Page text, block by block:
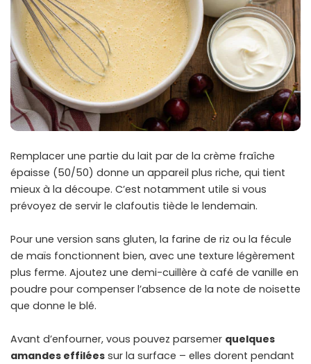
Remplacer une partie du lait par de la crème fraîche
épaisse (50/50) donne un appareil plus riche, qui tient
mieux à la découpe. C’est notamment utile si vous
prévoyez de servir le clafoutis tiède le lendemain.
Pour une version sans gluten, la farine de riz ou la fécule
de maïs fonctionnent bien, avec une texture légèrement
plus ferme. Ajoutez une demi-cuillère à café de vanille en
poudre pour compenser l’absence de la note de noisette
que donne le blé.
Avant d’enfourner, vous pouvez parsemer quelques
amandes effilées sur la surface – elles dorent pendant